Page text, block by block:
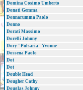
Domina Cosimo Umberto
Donati Gemma
Donnarumma Paolo
Donno
Dorati Massimo
Dorelli Johnny
Dory "Pulsaria" Yvonne
Dossena Paolo
Dot
Dot
Double Head
Dougher Cathy
Douglas Johnny